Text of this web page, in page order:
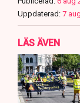
Uppdaterad: 7
LÄS ÄVEN